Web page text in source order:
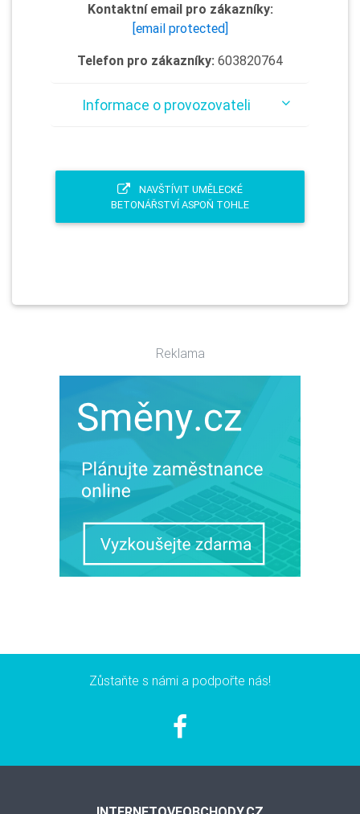
Kontaktní email pro zákazníky:
[email protected]
Telefon pro zákazníky: 603820764
Informace o provozovateli
NAVŠTÍVIT UMĚLECKÉ
BETONÁŘSTVÍ ASPOŇ TOHLE
Reklama
Zůstaňte s námi a podpořte nás!